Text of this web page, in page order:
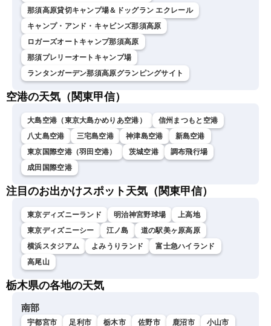
那須高原貸切キャンプ場＆ドッグラン エクレール
キャンプ・アンド・キャビンズ那須高原
ロガーズオートキャンプ那須高原
那須プレリーオートキャンプ場
ランタンガーデン那須高原グランピングサイト
空港の天気（関東甲信）
大島空港（東京大島かめりあ空港）
信州まつもと空港
八丈島空港
三宅島空港 神津島空港
新島空港
東京国際空港（羽田空港）
茨城空港
調布飛行場
成田国際空港
注目のお出かけスポット天気（関東甲信）
東京ディズニーランド 明治神宮野球場
上高地
東京ディズニーシー
江ノ島
道の駅美ヶ原高原
横浜スタジアム
よみうりランド
富士急ハイランド
高尾山
栃木県の各地の天気
南部
宇都宮市 足利市 栃木市 佐野市 鹿沼市 小山市